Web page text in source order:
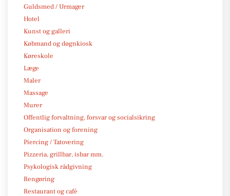
Guldsmed / Urmager
Hotel
Kunst og galleri
Købmand og døgnkiosk
Køreskole
Læge
Maler
Massage
Murer
Offentlig forvaltning, forsvar og socialsikring
Organisation og forening
Piercing / Tatovering
Pizzeria, grillbar, isbar mm.
Psykologisk rådgivning
Rengøring
Restaurant og café